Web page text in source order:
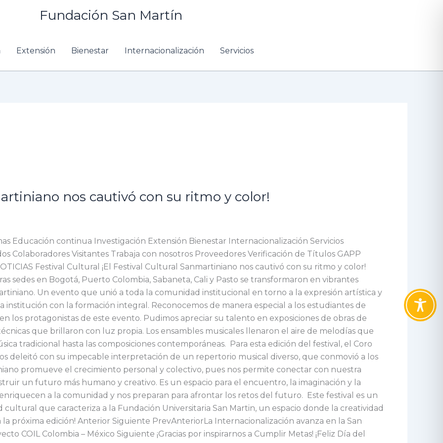
Fundación San Martín
Extensión Bienestar Internacionalización Servicios
nos cautivó con su ritmo y color!
Educación continua Investigación Extensión Bienestar Internacionalización Servicios
Colaboradores Visitantes Trabaja con nosotros Proveedores Verificación de Títulos GAPP
Festival Cultural ¡El Festival Cultural Sanmartiniano nos cautivó con su ritmo y color!
sedes en Bogotá, Puerto Colombia, Sabaneta, Cali y Pasto se transformaron en vibrantes
Un evento que unió a toda la comunidad institucional en torno a la expresión artística y
con la formación integral. Reconocemos de manera especial a los estudiantes de
los protagonistas de este evento. Pudimos apreciar su talento en exposiciones de obras de
que brillaron con luz propia. Los ensambles musicales llenaron el aire de melodías que
tradicional hasta las composiciones contemporáneas. Para esta edición del festival, el Coro
deleitó con su impecable interpretación de un repertorio musical diverso, que conmovió a los
promueve el crecimiento personal y colectivo, pues nos permite conectar con nuestra
un futuro más humano y creativo. Es un espacio para el encuentro, la imaginación y la
a la comunidad y nos preparan para afrontar los retos del futuro. Este festival es un
que caracteriza a la Fundación Universitaria San Martin, un espacio donde la creatividad
la próxima edición! Anterior Siguiente PrevAnteriorLa Internacionalización avanza en la San
COIL Colombia – México Siguiente ¡Gracias por inspirarnos a Cumplir Metas! ¡Feliz Día del